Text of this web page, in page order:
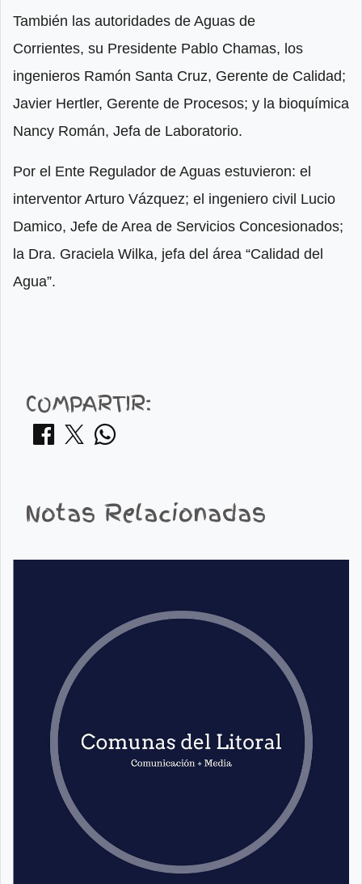
También las autoridades de Aguas de
Corrientes, su Presidente Pablo Chamas, los
ingenieros Ramón Santa Cruz, Gerente de Calidad;
Javier Hertler, Gerente de Procesos; y la bioquímica
Nancy Román, Jefa de Laboratorio.
Por el Ente Regulador de Aguas estuvieron: el
interventor Arturo Vázquez; el ingeniero civil Lucio
Damico, Jefe de Area de Servicios Concesionados;
la Dra. Graciela Wilka, jefa del área “Calidad del
Agua”.
COMPARTIR:
Notas Relacionadas